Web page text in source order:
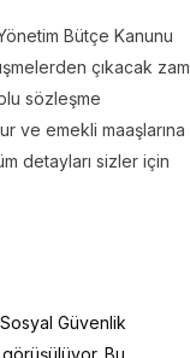
Bütçe Kanunu
çıkacak zam
sözleşme
ve emekli maaşlarına
detayları sizler için
Güvenlik
Bu